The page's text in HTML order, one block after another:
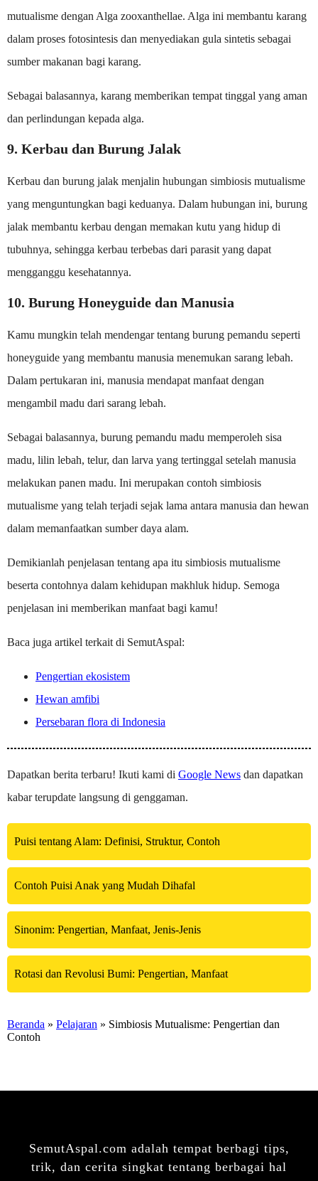
mutualisme dengan Alga zooxanthellae. Alga ini membantu karang
dalam proses fotosintesis dan menyediakan gula sintetis sebagai
sumber makanan bagi karang.
Sebagai balasannya, karang memberikan tempat tinggal yang aman
dan perlindungan kepada alga.
9. Kerbau dan Burung Jalak
Kerbau dan burung jalak menjalin hubungan simbiosis mutualisme
yang menguntungkan bagi keduanya. Dalam hubungan ini, burung
jalak membantu kerbau dengan memakan kutu yang hidup di
tubuhnya, sehingga kerbau terbebas dari parasit yang dapat
mengganggu kesehatannya.
10. Burung Honeyguide dan Manusia
Kamu mungkin telah mendengar tentang burung pemandu seperti
honeyguide yang membantu manusia menemukan sarang lebah.
Dalam pertukaran ini, manusia mendapat manfaat dengan
mengambil madu dari sarang lebah.
Sebagai balasannya, burung pemandu madu memperoleh sisa
madu, lilin lebah, telur, dan larva yang tertinggal setelah manusia
melakukan panen madu. Ini merupakan contoh simbiosis
mutualisme yang telah terjadi sejak lama antara manusia dan hewan
dalam memanfaatkan sumber daya alam.
Demikianlah penjelasan tentang apa itu simbiosis mutualisme
beserta contohnya dalam kehidupan makhluk hidup. Semoga
penjelasan ini memberikan manfaat bagi kamu!
Baca juga artikel terkait di SemutAspal:
Pengertian ekosistem
Hewan amfibi
Persebaran flora di Indonesia
Dapatkan berita terbaru! Ikuti kami di Google News dan dapatkan
kabar terupdate langsung di genggaman.
Puisi tentang Alam: Definisi, Struktur, Contoh
Contoh Puisi Anak yang Mudah Dihafal
Sinonim: Pengertian, Manfaat, Jenis-Jenis
Rotasi dan Revolusi Bumi: Pengertian, Manfaat
Beranda » Pelajaran » Simbiosis Mutualisme: Pengertian dan
Contoh
SemutAspal.com adalah tempat berbagi tips,
trik, dan cerita singkat tentang berbagai hal